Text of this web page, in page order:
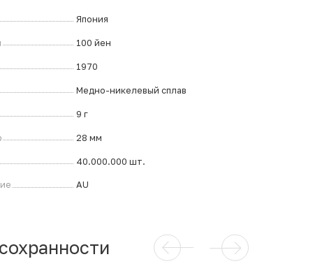
Япония
100 йен
1970
Медно-никелевый сплав
9 г
28 мм
40.000.000 шт.
AU